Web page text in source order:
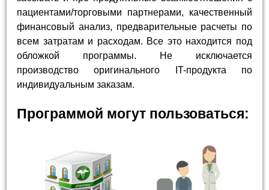
пациентами/торговыми партнерами, качественный
финансовый анализ, предварительные расчеты по
всем затратам и расходам. Все это находится под
обложкой программы. Не исключается
производство оригинального IT-продукта по
индивидуальным заказам.
Программой могут пользоваться: